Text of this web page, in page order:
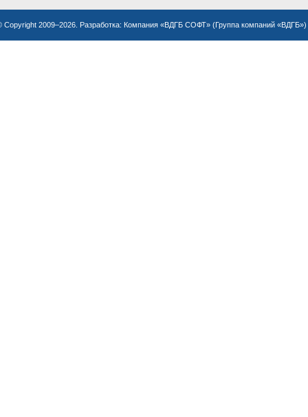
Copyright 2009–2026. Разработка: Компания «ВДГБ СОФТ» (Группа компаний «ВДГБ»)